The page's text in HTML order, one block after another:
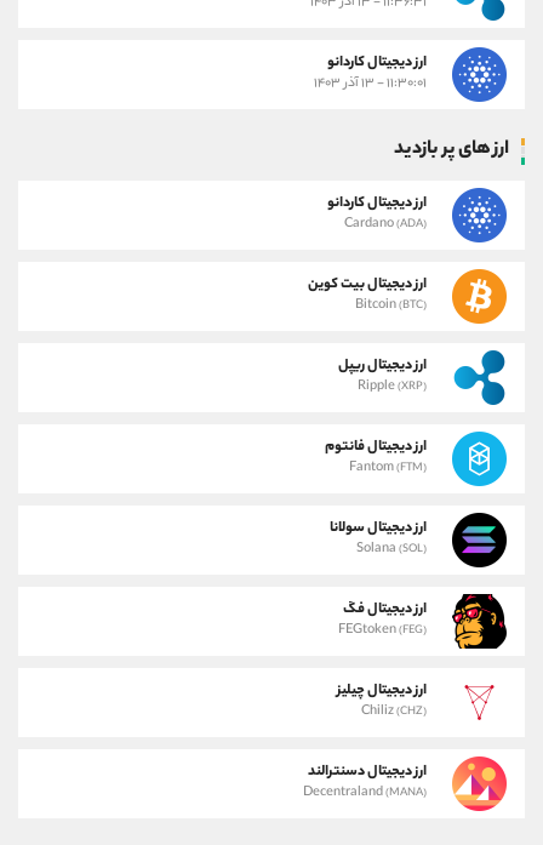
ارز دیجیتال کاردانو
۱۱:۳۰:۰۱ - ۱۳ آذر ۱۴۰۳
ارز های پر بازدید
ارز دیجیتال کاردانو
Cardano(ADA)
ارز دیجیتال بیت کوین
Bitcoin(BTC)
ارز دیجیتال ریپل
Ripple(XRP)
ارز دیجیتال فانتوم
Fantom(FTM)
ارز دیجیتال سولانا
Solana (SOL)
ارز دیجیتال فگ
FEGtoken(FEG)
ارز دیجیتال چیلیز
Chiliz(CHZ)
ارز دیجیتال دسنترالند
Decentraland(MANA)